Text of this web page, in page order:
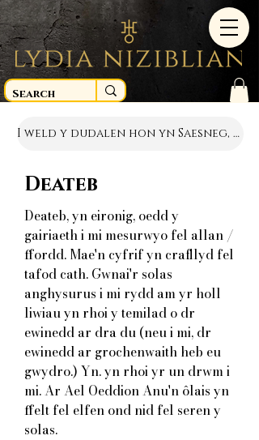
I weld y dudalen hon yn Saesneg, cliciwch yma
Deateb
Deateb, yn eironig, oedd y
gairiaeth i mi mesurwyo fel allan /
ffordd. Mae'n cyfrif yn crafllyd fel
tafod cath. Gwnai'r solas
anghysurus i mi rydd am yr holl
liwiau yn rhoi y temilad o dr
ewinedd ar dra du (neu i mi, dr
ewinedd ar grochenwaith heb eu
gwydro.) Yn. yn rhoi yr un drwm i
mi. Ar Ael Oeddion Anu'n ôlais yn
ffelt fel elfen ond nid fel seren y
solas.